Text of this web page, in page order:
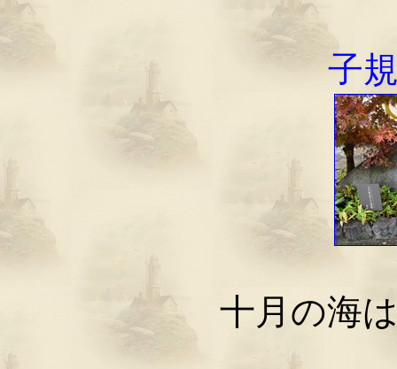
子
十月の海